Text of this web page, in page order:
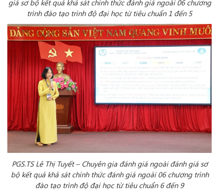
giá sơ bộ kết quả khả sát chính thức đánh giá ngoài 06 chương
trình đào tạo trình độ đại họctừ tiêu chuẩn 1 đến 5
PGS.TS Lê Thị Tuyết – Chuyên gia đánh giá ngoài đánh giá sơ
bộ kết quả khả sát chính thức đánh giá ngoài 06 chương trình
đào tạo trình độ đại họctừ tiêu chuẩn 6 đến 9